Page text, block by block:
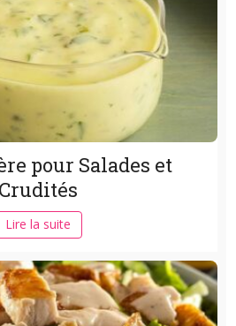
pour Salades et
Crudités
Lire la suite